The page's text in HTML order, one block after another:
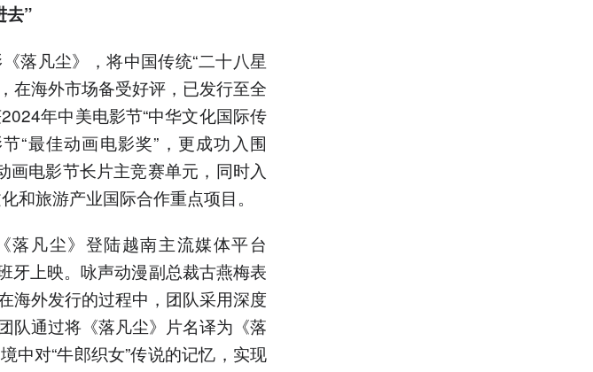
去”
落凡尘》，将中国传统“二十八星
在海外市场备受好评，已发行至全
年中美电影节“中华文化国际传
“最佳动画电影奖”，更成功入围
画电影节长片主竞赛单元，同时入
和旅游产业国际合作重点项目。
落凡尘》登陆越南主流媒体平台
牙上映。咏声动漫副总裁古燕梅表
海外发行的过程中，团队采用深度
队通过将《落凡尘》片名译为《落
中对“牛郎织女”传说的记忆，实现